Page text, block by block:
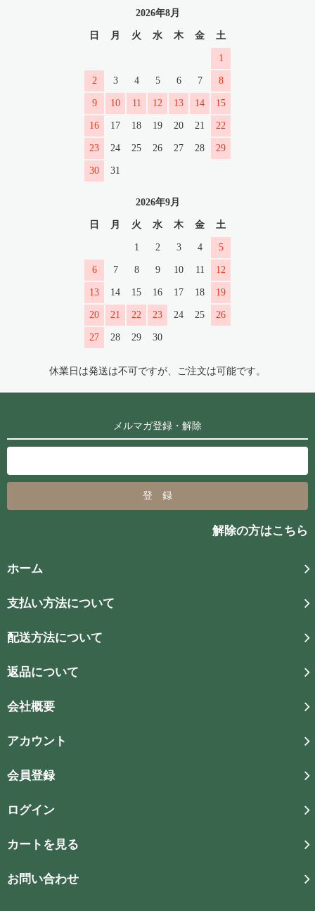
2026年8月
日 月 火 水 木 金 土
1
2 3 4 5 6 7 8
9 10 11 12 13 14 15
16 17 18 19 20 21 22
23 24 25 26 27 28 29
30 31
2026年9月
日 月 火 水 木 金 土
1 2 3 4 5
6 7 8 9 10 11 12
13 14 15 16 17 18 19
20 21 22 23 24 25 26
27 28 29 30
休業日は発送は不可ですが、ご注文は可能です。
メルマガ登録・解除
解除の方はこちら
ホーム
支払い方法について
配送方法について
返品について
会社概要
アカウント
会員登録
ログイン
カートを見る
お問い合わせ